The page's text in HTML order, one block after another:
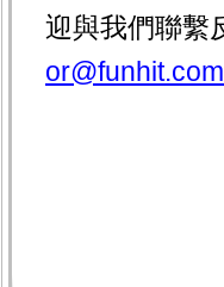
迎與我們聯繫